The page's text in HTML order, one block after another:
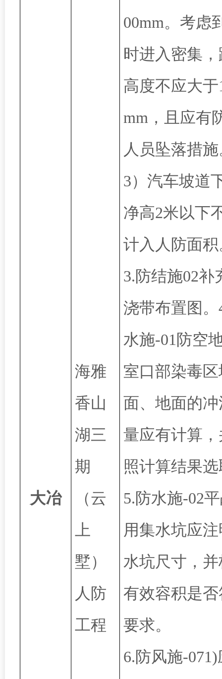
大冶
海雅
香山
湖三
期
（云
上
墅）
人防
工程
00mm。考虑
时进入密集
高度不应大于
mm，且应有
人员坠落措
3）汽车坡道
净高2米以下
计入人防面积
3.防结施02补
浇带布置图。
水施-01防空
室口部染毒
面、地面的
量应有计算
照计算结果
5.防水施-02
用集水坑应
水坑尺寸，
有效容积是
要求。
6.防风施-